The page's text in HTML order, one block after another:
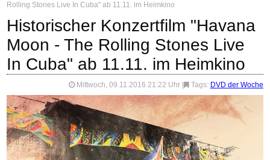
Rolling Stones Live In Cuba" ab 11.11. im Heimkino
Historischer Konzertfilm "Havana
Moon - The Rolling Stones Live
In Cuba" ab 11.11. im Heimkino
Mittwoch, 09.11.2016 21:22 Uhr Tags: DVD der Woche